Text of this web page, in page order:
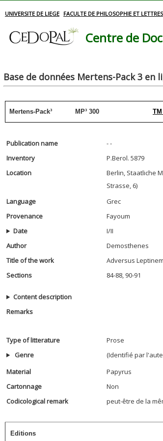
UNIVERSITE DE LIEGE FACULTE DE PHILOSOPHIE ET LETTRES
Centre de
Base de données Mertens-Pack 3 en
Mertens-Pack³ MP³ 300
Publication name
- -
Inventory
P.Berol. 5879
Location
Berlin, Staatliche
Strasse, 6)
Language
Grec
Provenance
Fayoum
Date
I/II
Author
Demosthenes
Title of the work
Adversus Leptinem
Sections
84-88, 90-91
Content description
Remarks
Type of litterature
Prose
Genre
(Identifié par
Material
Papyrus
Cartonnage
Non
Codicological remark
peut-être de la
Editions